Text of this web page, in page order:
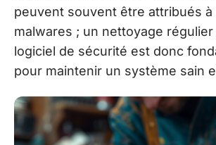
peuvent souvent être attribués à
malwares ; un nettoyage régulier
logiciel de sécurité est donc
pour maintenir un système sain